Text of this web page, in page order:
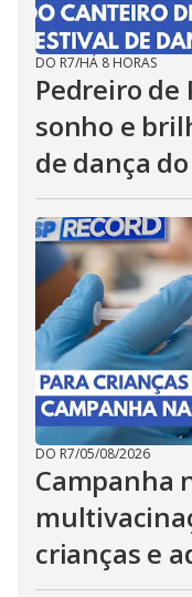
DO R7/HÁ 8 HORAS
Pedreiro de
sonho e
de dança
DO R7/05/08/2026
Campanha
crianças e